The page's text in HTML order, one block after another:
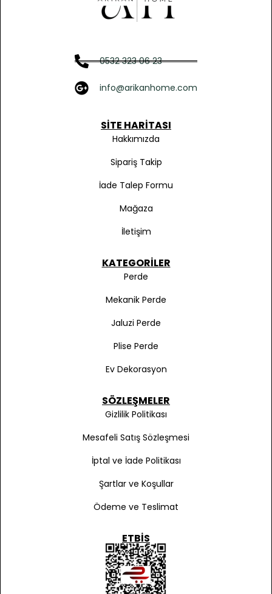
0532 323 06 23
info@arikanhome.com
SITE HARITASI
Hakkımızda
Sipariş Takip
İade Talep Formu
Mağaza
İletişim
KATEGORILER
Perde
Mekanik Perde
Jaluzi Perde
Plise Perde
Ev Dekorasyon
SÖZLEŞMELER
Gizlilik Politikası
Mesafeli Satış Sözleşmesi
İptal ve İade Politikası
Şartlar ve Koşullar
Ödeme ve Teslimat
ETBIS